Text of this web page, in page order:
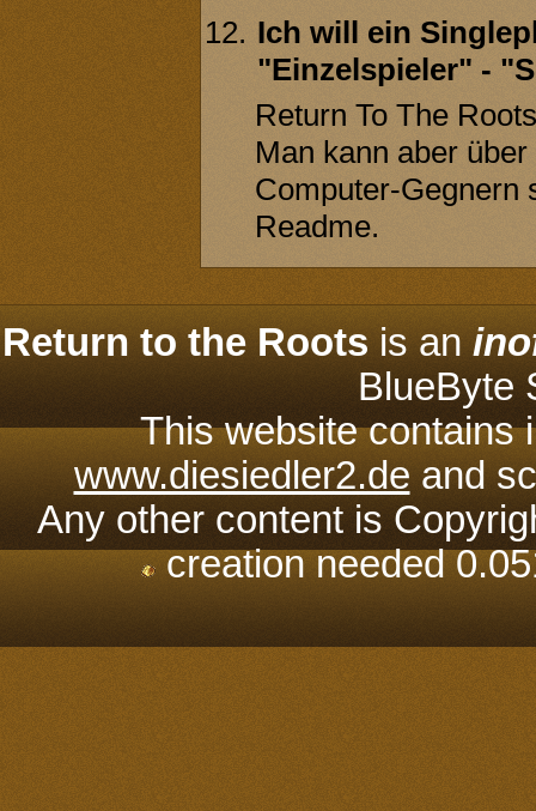
Ich will ein
"Einzelspieler" -
Return To The
Man kann aber
Computer-Gegnern
Readme.
Return to the Rootsis an
BlueByte
This website contains
www.diesiedler2.deand
Any other content is
creation needed